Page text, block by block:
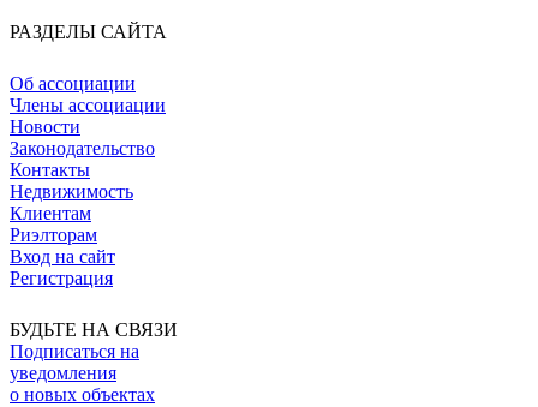
РАЗДЕЛЫ САЙТА
Об ассоциации
Члены ассоциации
Новости
Законодательство
Контакты
Недвижимость
Клиентам
Риэлторам
Вход на сайт
Регистрация
БУДЬТЕ НА СВЯЗИ
Подписаться на
уведомления
о новых объектах